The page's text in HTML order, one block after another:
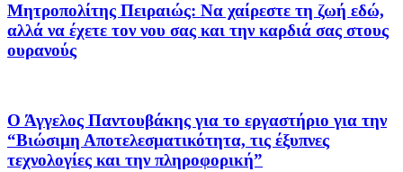
Μητροπολίτης Πειραιώς: Να χαίρεστε τη ζωή εδώ,
αλλά να έχετε τον νου σας και την καρδιά σας στους
ουρανούς
Ο Άγγελος Παντουβάκης για το εργαστήριο για την
“Βιώσιμη Αποτελεσματικότητα, τις έξυπνες
τεχνολογίες και την πληροφορική”